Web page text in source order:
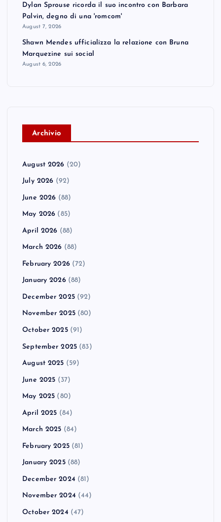
Dylan Sprouse ricorda il suo incontro con Barbara
Palvin, degno di una 'romcom'
August 7, 2026
Shawn Mendes ufficializza la relazione con Bruna
Marquezine sui social
August 6, 2026
Archivio
August 2026 (20)
July 2026 (92)
June 2026 (88)
May 2026 (85)
April 2026 (88)
March 2026 (88)
February 2026(72)
January 2026(88)
December 2025(92)
November 2025(80)
October 2025(91)
September 2025 (83)
August 2025 (59)
June 2025 (37)
May 2025 (80)
April 2025 (84)
March 2025 (84)
February 2025(81)
January 2025(88)
December 2024 (81)
November 2024 (44)
October 2024 (47)